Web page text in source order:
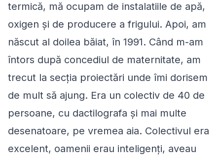
termică, mă ocupam de instalatiile de apă,
oxigen şi de producere a frigului. Apoi, am
născut al doilea băiat, în 1991. Când m-am
întors după concediul de maternitate, am
trecut la secția proiectări unde îmi dorisem
de mult să ajung. Era un colectiv de 40 de
persoane, cu dactilografa şi mai multe
desenatoare, pe vremea aia. Colectivul era
excelent, oamenii erau inteligenți, aveau